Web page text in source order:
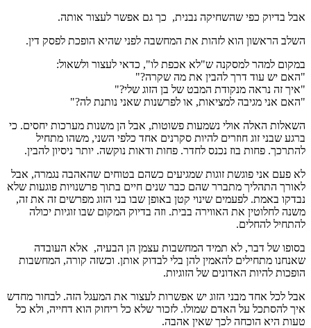
אבל בדיוק כפי שהשחיקה נבנית, כך גם אפשר לעצור אותה.
השלב הראשון הוא לזהות את המחשבה לפני שהיא הופכת לפסק דין.
במקום למהר למסקנה ש"לא אכפת לו", כדאי לעצור ולשאול:
"האם יש עוד דרך להבין את מה שקרה?"
"איך זה נראה מנקודת המבט של בן הזוג שלי?"
"האם אני מגיבה למציאות, או לפרשנות שאני נותנת לה?"
השאלות האלה אולי נשמעות פשוטות, אבל הן משנות מערכות יחסים. כי
ברגע שבני זוג חוזרים להיות סקרנים אחד כלפי השני, משהו מתחיל
להתרכך. פחות בוז נכנס לחדר. פחות ודאות נוקשה. יותר ניסיון להבין.
לא פעם אני פוגשת זוגות שמגיעים כשהם בטוחים שהאהבה נגמרה, אבל
לאורך התהליך מתברר שהם כבר שנים חיים בתוך פרשנויות פוגעות שלא
נבדקו באמת. לפעמים שינוי קטן באופן שבו בני הזוג מפרשים זה את זה,
משנה לחלוטין את האווירה בבית. וזה בדיוק המקום שבו זוגיות יכולה
להתחיל להחלים.
בסופו של דבר, לא תמיד המחשבות עצמן הן הבעיה, אלא העובדה
שאנחנו מתחילים להאמין להן בלי לבדוק אותן. וכשזה קורה, המחשבות
הופכות להיות האדונים של הזוגיות.
אבל לכל אחד מבני הזוג יש אפשרות לעצור את המעגל הזה. לבחור מחדש
איך להסתכל על האדם שמולו. לזכור שלא כל ריחוק הוא דחייה, ולא כל
טעות היא הוכחה לכך שאין אהבה.